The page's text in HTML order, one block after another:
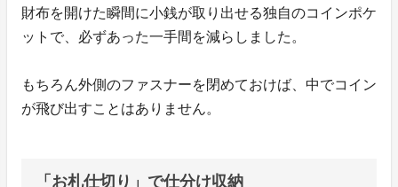
財布を開けた瞬間に小銭が取り出せる独自のコインポケ
ットで、必ずあった一手間を減らしました。
もちろん外側のファスナーを閉めておけば、中でコイン
が飛び出すことはありません。
「お札仕切り」で仕分け収納